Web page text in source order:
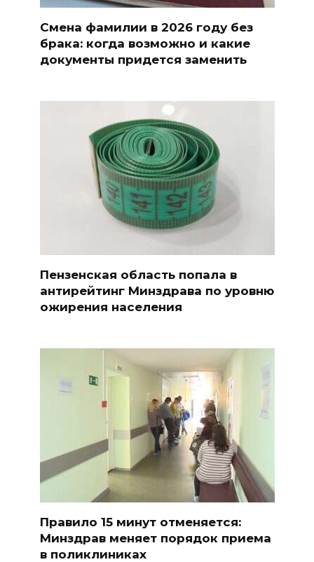
Смена фамилии в 2026 году без
брака: когда возможно и какие
документы придется заменить
Пензенская область попала в
антирейтинг Минздрава по уровню
ожирения населения
Правило 15 минут отменяется:
Минздрав меняет порядок приема
в поликлиниках